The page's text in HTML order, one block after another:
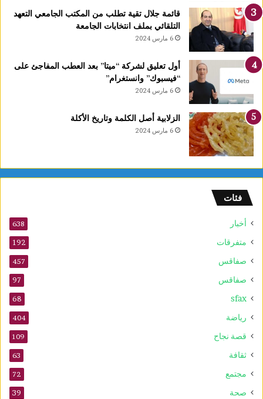
ا
ت
ت
ي
قائمة جلال تقية تطلب من المكتب الجامعي التعهد
التلقائي بملف انتخابات الجامعة
6 مارس 2024
أول تعليق لشركة “ميتا” بعد العطب المفاجئ على
“فيسبوك” وانستغرام”
6 مارس 2024
الزلابية أصل الكلمة وتاريخ الأكلة
6 مارس 2024
فئات
أخبار 638
متفرقات 192
صفاقس 457
صفاقس 97
sfax
68
رياضة 404
قصة نجاح 109
ثقافة 63
مجتمع 72
صحة 39